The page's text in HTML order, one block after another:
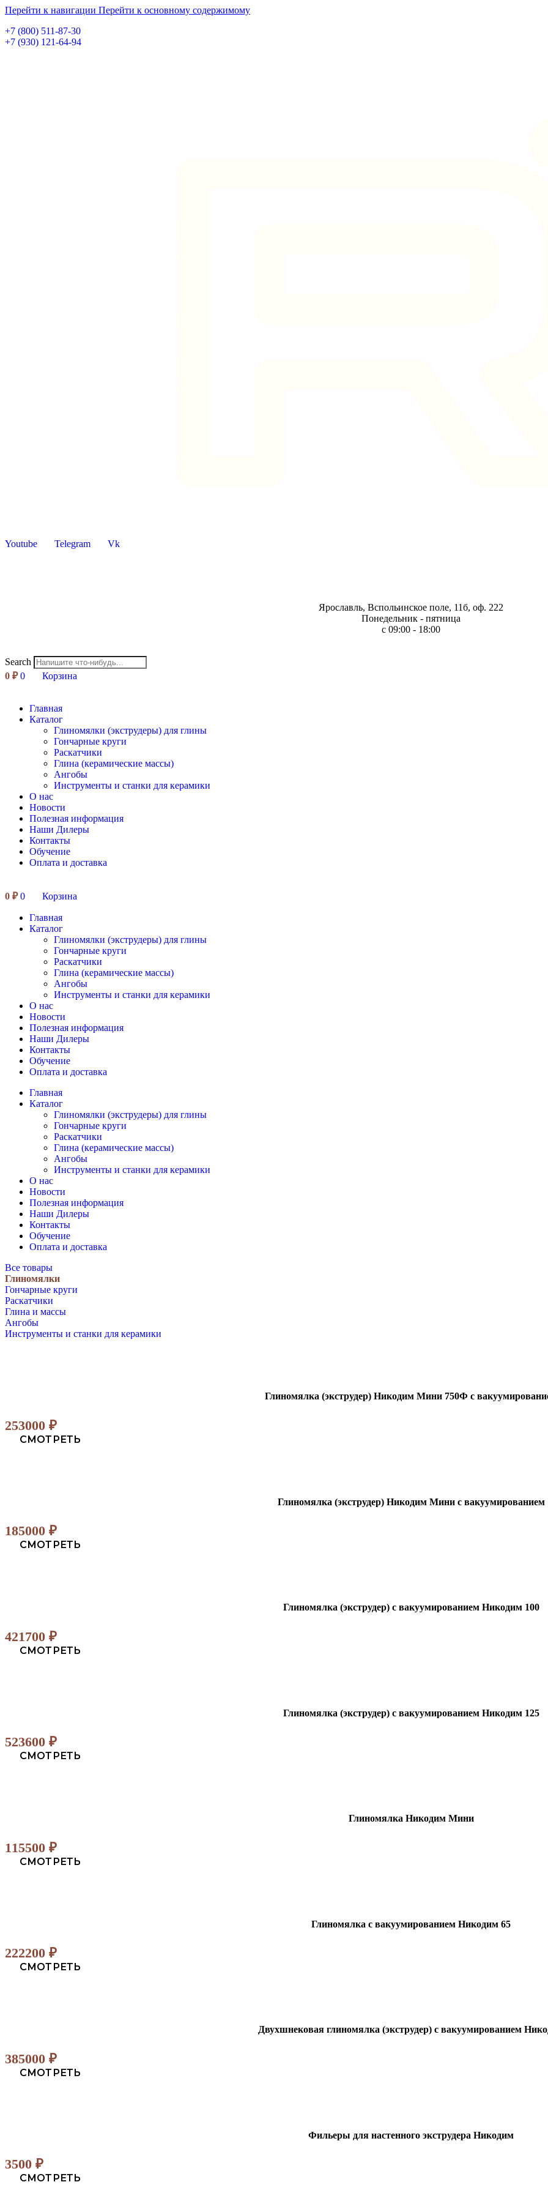
Перейти к навигации Перейти к основному содержимому
+7 (800) 511-87-30
+7 (930) 121-64-94
Youtube Telegram Vk
Ярославль, Вспольинское поле, 11б, оф. 222
Понедельник - пятница
с 09:00 - 18:00
Search
0 ₽ 0 Корзина
Главная
Каталог
Глиномялки (экструдеры) для глины
Гончарные круги
Раскатчики
Глина (керамические массы)
Ангобы
Инструменты и станки для керамики
О нас
Новости
Полезная информация
Наши Дилеры
Контакты
Обучение
Оплата и доставка
0 ₽ 0 Корзина
Главная
Каталог
Глиномялки (экструдеры) для глины
Гончарные круги
Раскатчики
Глина (керамические массы)
Ангобы
Инструменты и станки для керамики
О нас
Новости
Полезная информация
Наши Дилеры
Контакты
Обучение
Оплата и доставка
Главная
Каталог
Глиномялки (экструдеры) для глины
Гончарные круги
Раскатчики
Глина (керамические массы)
Ангобы
Инструменты и станки для керамики
О нас
Новости
Полезная информация
Наши Дилеры
Контакты
Обучение
Оплата и доставка
Все товары
Глиномялки
Гончарные круги
Раскатчики
Глина и массы
Ангобы
Инструменты и станки для керамики
Глиномялка (экструдер) Никодим Мини 750Ф с
253000 ₽
СМОТРЕТЬ
Глиномялка (экструдер) Никодим Мини с вакуумированием
185000 ₽
СМОТРЕТЬ
Глиномялка (экструдер) с вакуумированием Никодим 100
421700 ₽
СМОТРЕТЬ
Глиномялка (экструдер) с вакуумированием Никодим 125
523600 ₽
СМОТРЕТЬ
Глиномялка Никодим Мини
115500 ₽
СМОТРЕТЬ
Глиномялка с вакуумированием Никодим 65
222200 ₽
СМОТРЕТЬ
Двухшнековая глиномялка (экструдер) с вакуумированием
385000 ₽
СМОТРЕТЬ
Фильеры для настенного экструдера Никодим
3500 ₽
СМОТРЕТЬ